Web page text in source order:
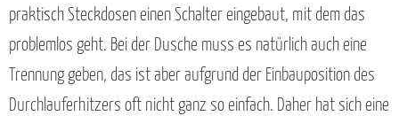
praktisch Steckdosen einen Schalter eingebaut, mit dem das
problemlos geht. Bei der Dusche muss es natürlich auch eine
Trennung geben, das ist aber aufgrund der Einbauposition des
Durchlauferhitzers oft nicht ganz so einfach. Daher hat sich eine